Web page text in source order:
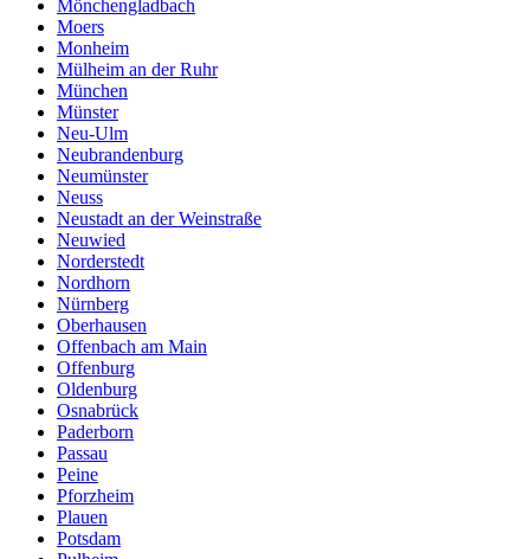
Mönchengladbach
Moers
Monheim
Mülheim an der Ruhr
München
Münster
Neu-Ulm
Neubrandenburg
Neumünster
Neuss
Neustadt an der Weinstraße
Neuwied
Norderstedt
Nordhorn
Nürnberg
Oberhausen
Offenbach am Main
Offenburg
Oldenburg
Osnabrück
Paderborn
Passau
Peine
Pforzheim
Plauen
Potsdam